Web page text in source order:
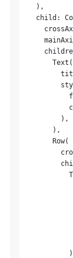
    ),
child:
        Text(
          ),
        ),
        Row(